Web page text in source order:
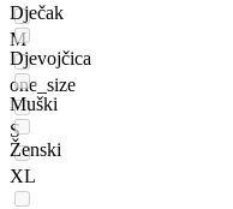
M
one_size
S
XL
Dječak
Djevojčica
Muški
Ženski